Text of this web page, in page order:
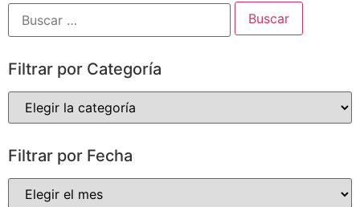
Filtrar por Categoría
Filtrar por Fecha